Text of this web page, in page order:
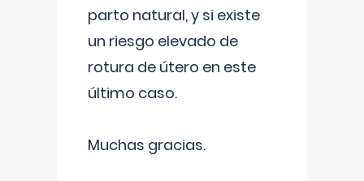
parto natural, y si existe
un riesgo elevado de
rotura de útero en este
último caso.
Muchas gracias.